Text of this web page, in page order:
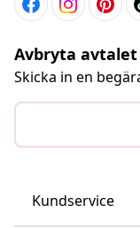
Avbryta avtalet
Skicka in en
Kundservice